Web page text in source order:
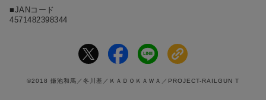
■JANコード
4571482398344
©2018 鎌池和馬／冬川基／ＫＡＤＯＫＡＷＡ／PROJECT-RAILGUN T